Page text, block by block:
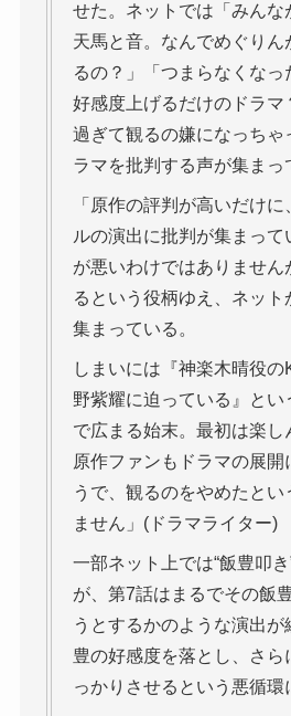
せた。ネットでは「みんな
天馬と音。なんでめぐりん
るの？」「つまらなくな
好感度上げるだけのドラマ
過ぎて観るの嫌になっちゃ
ラマを批判する声が集まっ
「原作の評判が高いだけ
ルの演出に批判が集まって
が悪いわけではありません
るという役柄ゆえ、ネッ
集まっている。
しまいには『神楽木晴役
野紫耀に迫っている』とい
で広まる始末。最初は楽し
原作ファンもドラマの展開
うで、観るのをやめたとい
ません」(ドラマライター)
一部ネット上では“飯豊叩
が、第7話はまるでその飯
うとするかのような演出が
豊の好感度を落とし、さら
っかりさせるという悪循環